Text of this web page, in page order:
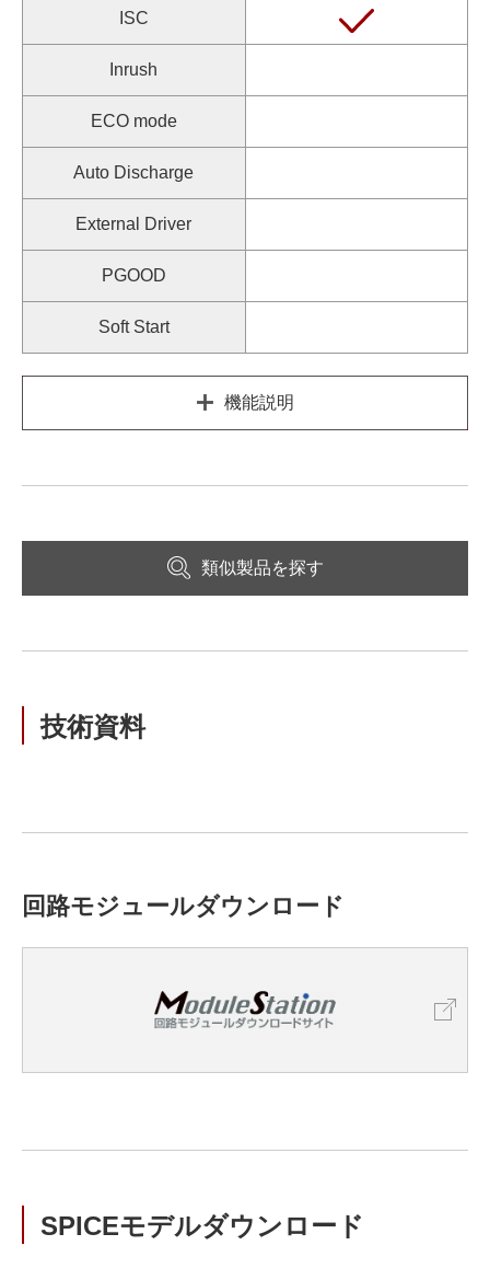
ISC
Inrush
ECO mode
Auto Discharge
External Driver
PGOOD
Soft Start
機能説明
類似製品を探す
技術資料
回路モジュールダウンロード
SPICEモデルダウンロード